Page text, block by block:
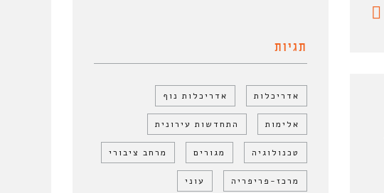
תגיות
אדריכלות אדריכלות נוף
אלימות התחדשות עירונית
טכנולוגיה מגורים מרחב ציבורי
מרכז-פריפריה עוני